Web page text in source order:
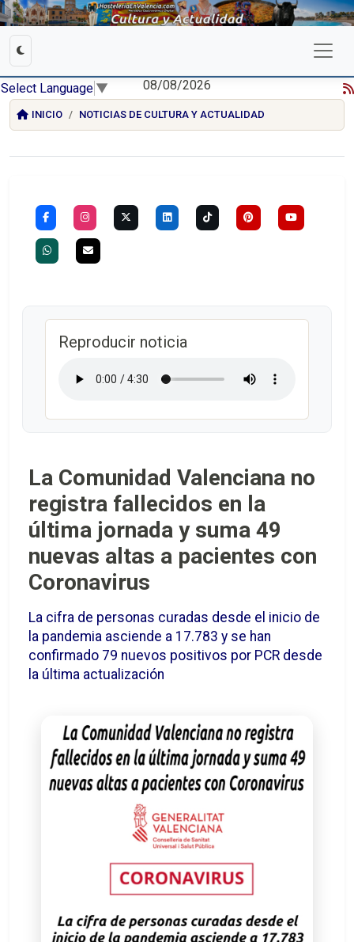
Select Language ▼ 08/08/2026
INICIO NOTICIAS DE CULTURA Y ACTUALIDAD
Reproducir noticia
La Comunidad Valenciana no
registra fallecidos en la
última jornada y suma 49
nuevas altas a pacientes con
Coronavirus
La cifra de personas curadas desde el inicio de
la pandemia asciende a 17.783 y se han
confirmado 79 nuevos positivos por PCR desde
la última actualización